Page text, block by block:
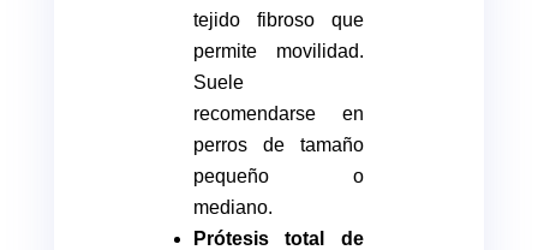
tejido fibroso que
permite movilidad.
Suele
recomendarse en
perros de tamaño
pequeño o
mediano.
Prótesis total de